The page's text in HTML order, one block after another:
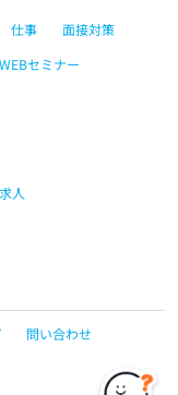
仕事
面接対策
セミナー
人
問い合わせ